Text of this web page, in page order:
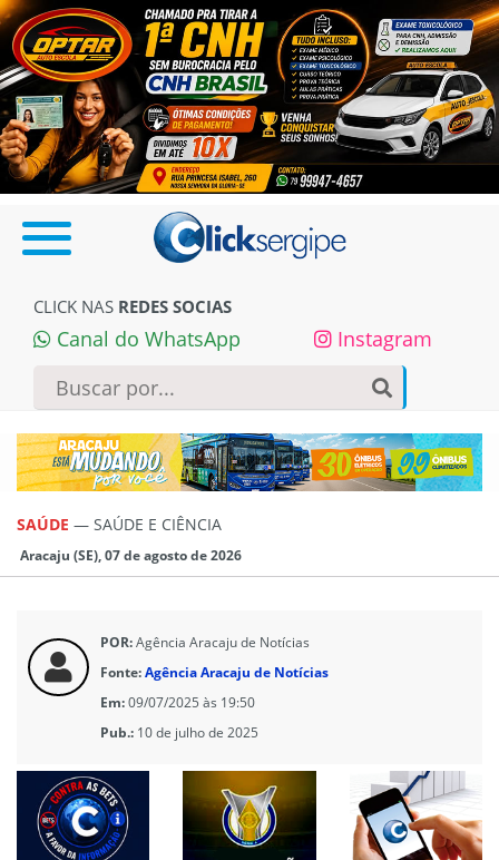
CLICK NAS REDES SOCIAS
Canal do WhatsApp Instagram
SAÚDE — SAÚDE E CIÊNCIA
Aracaju (SE), 07 de agosto de 2026
POR:Agência Aracaju de Notícias
Fonte:Agência Aracaju de Notícias
Em:09/07/2025 às 19:50
Pub.: 10 de julho de 2025